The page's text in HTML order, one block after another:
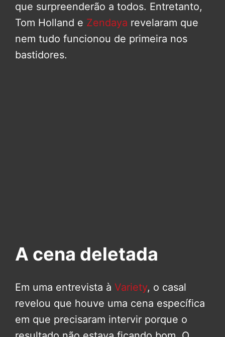
que surpreenderão a todos. Entretanto,
Tom Holland e Zendaya revelaram que
nem tudo funcionou de primeira nos
bastidores.
A cena deletada
Em uma entrevista à Variety, o casal
revelou que houve uma cena específica
em que precisaram intervir porque o